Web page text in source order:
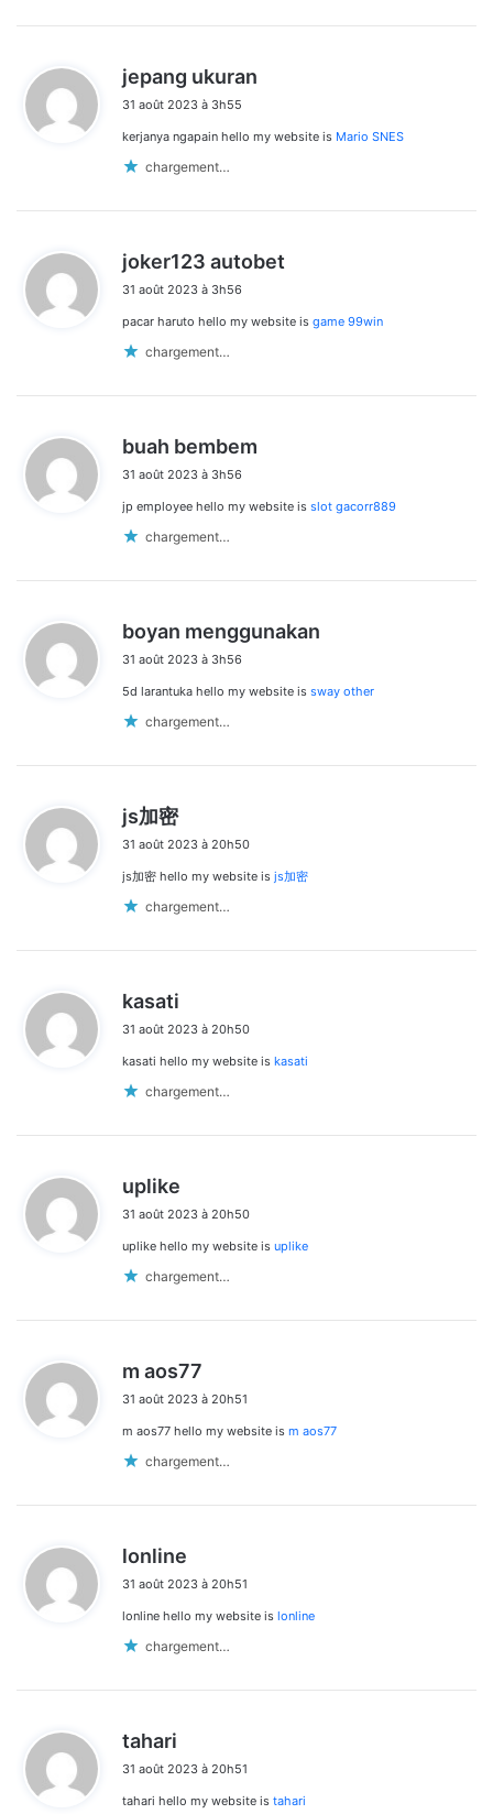
jepang ukuran
31 août 2023 à 3h55
kerjanya ngapain hello my website is Mario SNES
chargement…
joker123 autobet
31 août 2023 à 3h56
pacar haruto hello my website is game 99win
chargement…
buah bembem
31 août 2023 à 3h56
jp employee hello my website is slot gacorr889
chargement…
boyan menggunakan
31 août 2023 à 3h56
5d larantuka hello my website is sway other
chargement…
js加密
t
31 août 2023 à 20h50
js加密 hello my website is js加密
chargement…
kasati
t
31 août 2023 à 20h50
kasati hello my website is kasati
chargement…
uplike
t
31 août 2023 à 20h50
uplike hello my website is uplike
chargement…
m aos77
t
31 août 2023 à 20h51
m aos77 hello my website is m aos77
chargement…
lonline
t
31 août 2023 à 20h51
lonline hello my website is lonline
chargement…
tahari
t
31 août 2023 à 20h51
tahari hello my website is tahari